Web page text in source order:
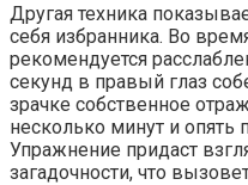
Другая техника
себя избранника. Во
рекомендуется
секунд в правый глаз
зрачке собственное
несколько минут и опять
Упражнение придаст
загадочности, что